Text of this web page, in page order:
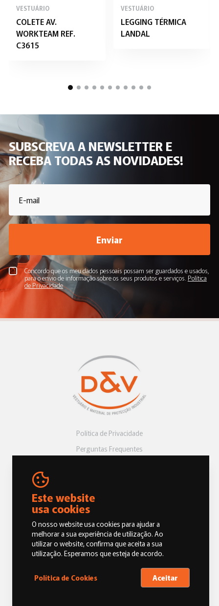
VESTUÁRIO
COLETE AV.
WORKTEAM REF.
C3615
VESTUÁRIO
LEGGING TÉRMICA
LANDAL
SUBSCREVA A NEWSLETTER E
RECEBA TODAS AS NOVIDADES!
Concordo que os meu dados pessoais possam ser guardados e usados,
para o envio de informação sobre os seus produtos e serviços. Política
de Privacidade
Enviar
Política de Privacidade
Perguntas Frequentes
© 2026 Dias e Vicentes, Vestuário e Material de Proteção Industrial.
Todos os direitos reservados
Este website
usa cookies
O nosso website usa cookies para ajudar a
melhorar a sua experiência de utilização. Ao
utilizar o website, confirma que aceita a sua
utilização. Esperamos que esteja de acordo.
Política de Cookies Aceitar